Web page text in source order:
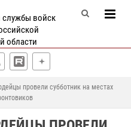
службы войск
области
провели субботник на местах